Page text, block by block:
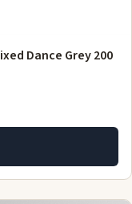
Dance Grey 200